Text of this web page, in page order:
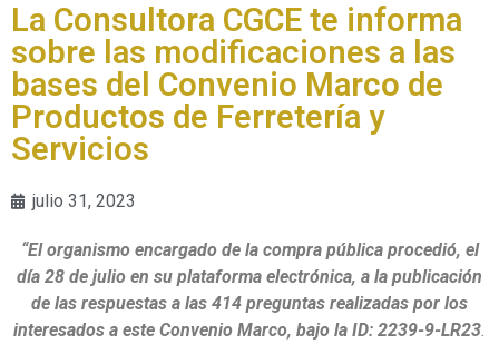
La Consultora CGCE te informa
sobre las modificaciones a las
bases del Convenio Marco de
Productos de Ferretería y
Servicios
julio 31, 2023
“El organismo encargado de la compra pública procedió, el
día 28 de julio en su plataforma electrónica, a la publicación
de las respuestas a las 414 preguntas realizadas por los
interesados a este Convenio Marco, bajo la ID: 2239-9-LR23.